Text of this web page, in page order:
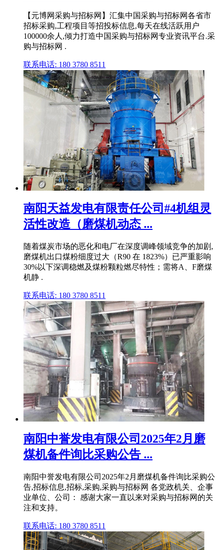
【元博网采购与招标网】汇集中国采购与招标网各省市
招标采购,工程项目等招投标信息,每天在线活跃用户
100000余人,倾力打造中国采购与招标网专业资讯平台.采
购与招标网 .
联系电话: 180 3780 8511
南阳天益发电有限责任公司#4机组灵
活性改造（磨煤机动态 ...
随着煤炭市场的恶化和电厂在深度调峰领域竞争的加剧,
磨煤机出口煤粉细度过大（R90 在 1823%）已严重影响
30%以下深调稳燃及煤粉颗粒燃尽特性；需将A、F磨煤
机静 .
联系电话: 180 3780 8511
南阳中誉发电有限公司2025年2月磨
煤机备件询比采购公告 ...
南阳中誉发电有限公司2025年2月磨煤机备件询比采购公
告,招标信息,招标,采购,采购与招标网 各党政机关、企事
业单位、公司： 感谢大家一直以来对采购与招标网的关
注和支持。
联系电话: 180 3780 8511